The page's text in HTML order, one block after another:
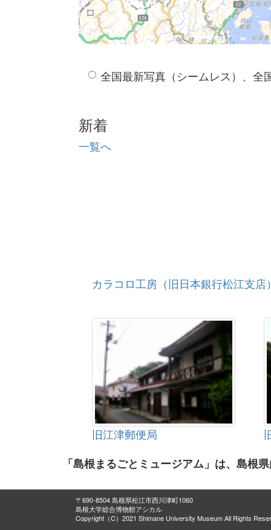
全国最新写真（シームレス）、全
新着
一覧へ
カラコロ工房（旧日本銀行松江支店
旧江津郵便局
「島根まるごとミュージアム」は、島根
〒690-8504 島根県松江市西川津町1060
島根大学総合博物館アシカル
Copyright（C）2021 Shimane University Museum All Rights